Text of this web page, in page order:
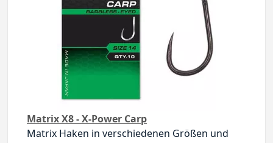
Matrix X8 - X-Power Carp
Matrix Haken in verschiedenen Größen und